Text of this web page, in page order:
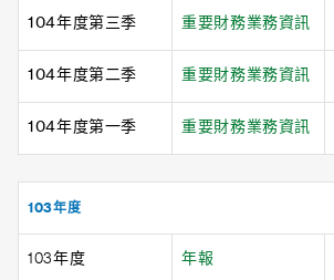
104年度第三季 重要財務業務資訊
104年度第二季 重要財務業務資訊
104年度第一季 重要財務業務資訊
103年度
103年度 年報